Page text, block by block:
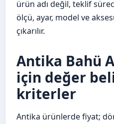
ürün adı değil, teklif
ölçü, ayar, model ve
çıkarılır.
Antika Bahü
için değer
kriterler
Antika ürünlerde fiyat;